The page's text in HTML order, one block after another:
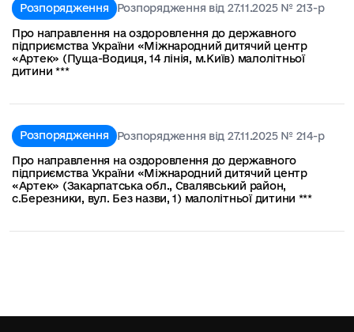
Розпорядження
Розпорядження від 27.11.2025 № 213-р
Про направлення на оздоровлення до державного
підприємства України «Міжнародний дитячий центр
«Артек» (Пуща-Водиця, 14 лінія, м.Київ) малолітньої
дитини ***
Розпорядження
Розпорядження від 27.11.2025 № 214-р
Про направлення на оздоровлення до державного
підприємства України «Міжнародний дитячий центр
«Артек» (Закарпатська обл., Свалявський район,
с.Березники, вул. Без назви, 1) малолітньої дитини ***